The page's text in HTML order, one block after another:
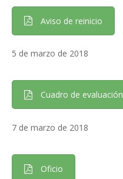
Aviso de reinicio
5 de marzo de 2018
Cuadro de evaluación
7 de marzo de 2018
Oficio